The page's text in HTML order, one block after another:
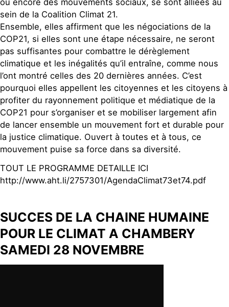
ou encore des mouvements sociaux, se sont alliées au
sein de la Coalition Climat 21.
Ensemble, elles affirment que les négociations de la
COP21, si elles sont une étape nécessaire, ne seront
pas suffisantes pour combattre le dérèglement
climatique et les inégalités qu’il entraîne, comme nous
l’ont montré celles des 20 dernières années. C’est
pourquoi elles appellent les citoyennes et les citoyens à
profiter du rayonnement politique et médiatique de la
COP21 pour s’organiser et se mobiliser largement afin
de lancer ensemble un mouvement fort et durable pour
la justice climatique. Ouvert à toutes et à tous, ce
mouvement puise sa force dans sa diversité.
TOUT LE PROGRAMME DETAILLE ICI
http://www.aht.li/2757301/AgendaClimat73et74.pdf
SUCCES DE LA CHAINE HUMAINE
POUR LE CLIMAT A CHAMBERY
SAMEDI 28 NOVEMBRE